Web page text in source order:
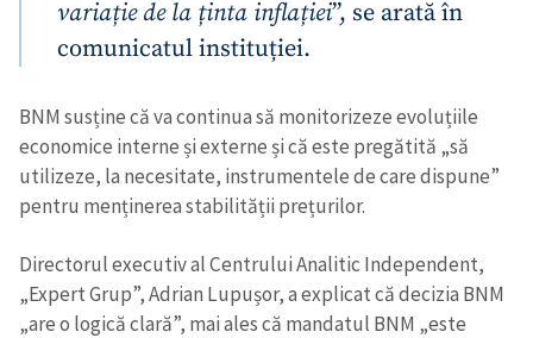
variație de la ținta inflației”, se arată în
comunicatul instituției.
BNM susține că va continua să monitorizeze evoluțiile
economice interne și externe și că este pregătită „să
utilizeze, la necesitate, instrumentele de care dispune”
pentru menținerea stabilității prețurilor.
Directorul executiv al Centrului Analitic Independent,
„Expert Grup”, Adrian Lupușor, a explicat că decizia BNM
„are o logică clară”, mai ales că mandatul BNM „este